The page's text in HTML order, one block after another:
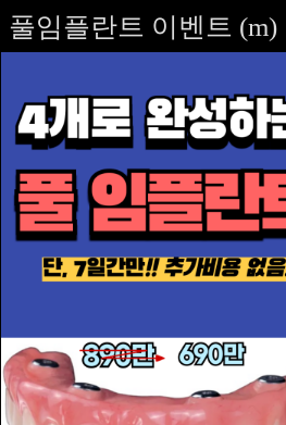
풀임플란트 이벤트 (m)